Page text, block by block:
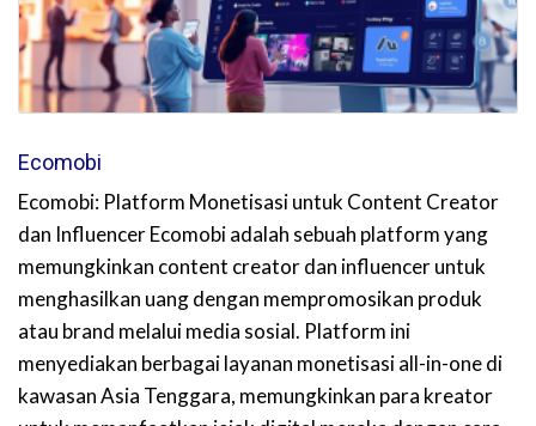
Ecomobi
Ecomobi: Platform Monetisasi untuk Content Creator
dan Influencer Ecomobi adalah sebuah platform yang
memungkinkan content creator dan influencer untuk
menghasilkan uang dengan mempromosikan produk
atau brand melalui media sosial. Platform ini
menyediakan berbagai layanan monetisasi all-in-one di
kawasan Asia Tenggara, memungkinkan para kreator